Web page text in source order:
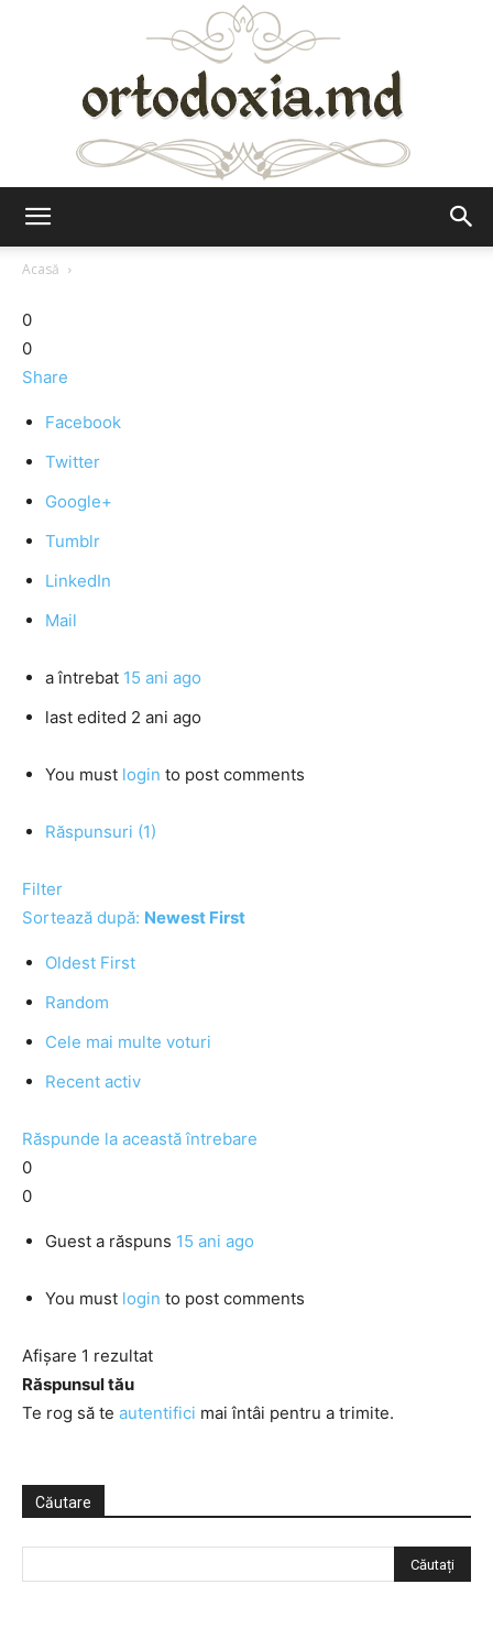
Acasă
0
0
Share
Facebook
Twitter
Google+
Tumblr
LinkedIn
Mail
a întrebat 15 ani ago
last edited 2 ani ago
You must login to post comments
Răspunsuri (1)
Filter
Sortează după: Newest First
Oldest First
Random
Cele mai multe voturi
Recent activ
Răspunde la această întrebare
0
0
Guest a răspuns 15 ani ago
You must login to post comments
Afișare 1 rezultat
Răspunsul tău
Te rog să te autentifici mai întâi pentru a trimite.
Căutare